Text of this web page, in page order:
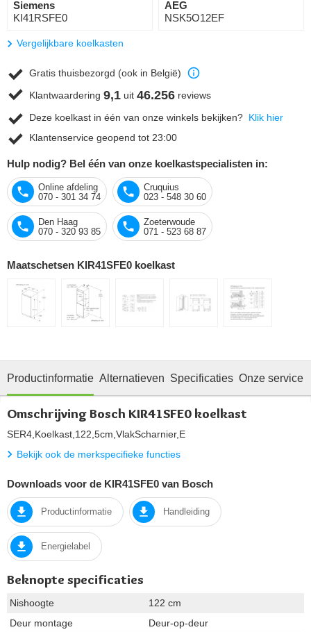
Siemens
KI41RSFE0
AEG
NSK5O12EF
Vergelijkbare koelkasten
Gratis thuisbezorgd (ook in België)
Klantwaardering 9,1 uit 46.256 reviews
Deze koelkast in één van onze winkels bekijken? Klik hier
Klantenservice geopend tot 23:00
Hulp nodig? Bel één van onze koelkastspecialisten in:
Online afdeling
070 - 301 34 74
Cruquius
023 - 548 30 60
Den Haag
070 - 320 93 85
Zoeterwoude
071 - 523 68 87
Maatschetsen KIR41SFE0 koelkast
Productinformatie Alternatieven Specificaties Onze service
Omschrijving Bosch KIR41SFE0 koelkast
SER4,Koelkast,122,5cm,VlakScharnier,E
Bekijk ook de merkspecifieke functies
Downloads voor de KIR41SFE0 van Bosch
Productinformatie Handleiding
Energielabel
Beknopte specificaties
Nishoogte
122 cm
Deur montage
Deur-op-deur